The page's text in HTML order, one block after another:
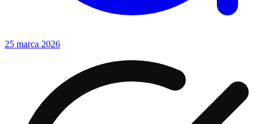
25 marca 2026